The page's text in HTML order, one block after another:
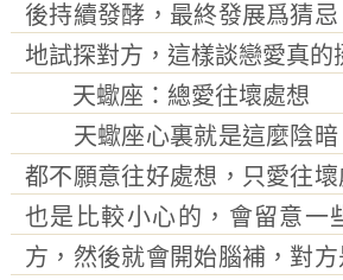
後持續發酵，最終發展爲猜
地試探對方，這樣談戀愛真的
天蠍座：總愛往壞處想
天蠍座心裏就是這麼陰暗
都不願意往好處想，只愛往
也是比較小心的，會留意一
方，然後就會開始腦補，對